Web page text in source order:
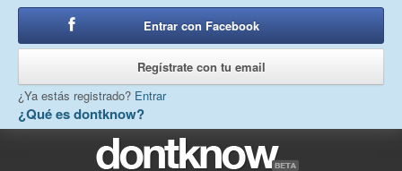
¿Qué es dontknow?
Entrar con Facebook
Regístrate con tu email
¿Ya estás registrado? Entrar